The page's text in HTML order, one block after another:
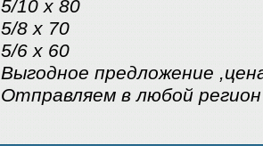
5/10 x 80
5/8 x 70
5/6 x 60
Выгодное предложение
Отправляем в любой